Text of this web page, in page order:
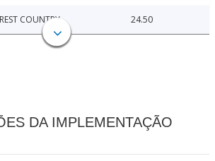
COUNTRY 24.50
DA IMPLEMENTAÇÃO